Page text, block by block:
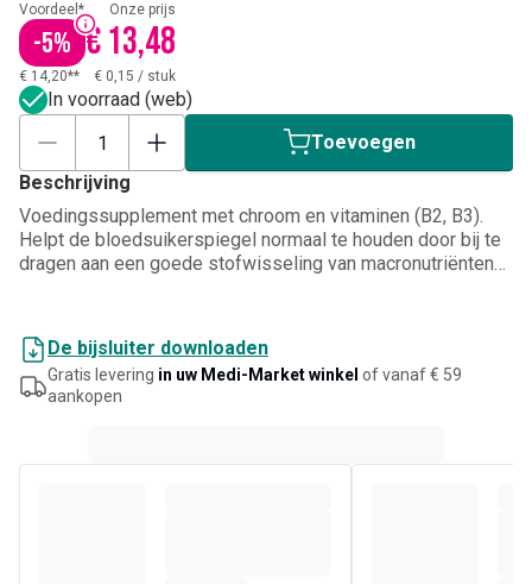
Voordeel*
-5%
Onze prijs
€ 13,48
€ 14,20** € 0,15 / stuk
In voorraad (web)
Toevoegen
Beschrijving
Voedingssupplement met chroom en vitaminen (B2, B3).
Helpt de bloedsuikerspiegel normaal te houden door bij te
dragen aan een goede stofwisseling van macronutriënten
normale energieproductie.
De bijsluiter downloaden
Gratis levering in uw Medi-Market winkel of vanaf € 59
aankopen